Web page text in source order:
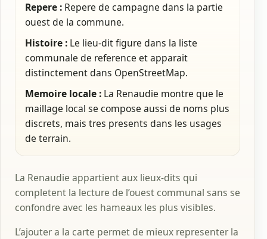
Repere : Repere de campagne dans la partie
ouest de la commune.
Histoire : Le lieu-dit figure dans la liste
communale de reference et apparait
distinctement dans OpenStreetMap.
Memoire locale : La Renaudie montre que le
maillage local se compose aussi de noms plus
discrets, mais tres presents dans les usages
de terrain.
La Renaudie appartient aux lieux-dits qui
completent la lecture de l’ouest communal sans se
confondre avec les hameaux les plus visibles.
L’ajouter a la carte permet de mieux representer la